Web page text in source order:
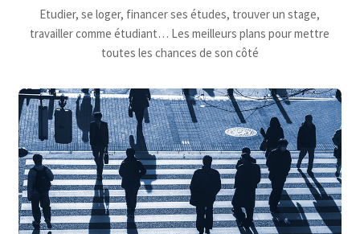
Etudier, se loger, financer ses études, trouver un stage,
travailler comme étudiant… Les meilleurs plans pour mettre
toutes les chances de son côté